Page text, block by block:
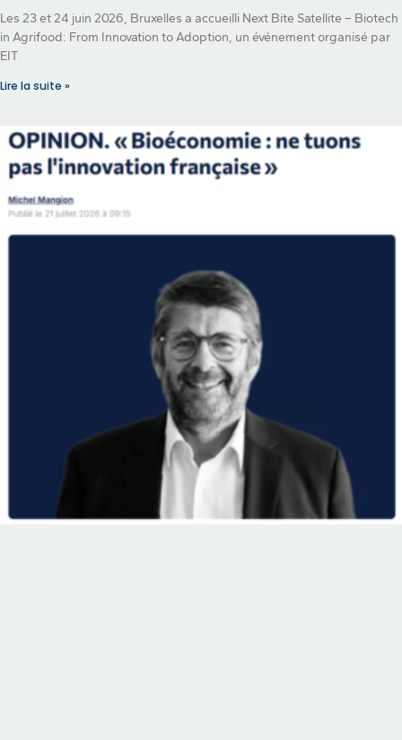
Les 23 et 24 juin 2026, Bruxelles a accueilli Next Bite Satellite – Biotech
in Agrifood: From Innovation to Adoption, un événement organisé par
EIT
Lire la suite »